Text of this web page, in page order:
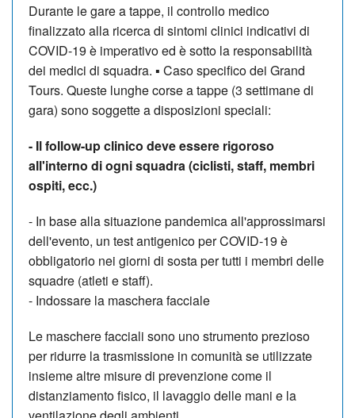
Durante le gare a tappe, il controllo medico
finalizzatoalla ricercadi sintomi clinici indicativi di
COVID-19 è imperativoed èsotto la responsabilità
dei medici di squadra. ▪ Caso specifico dei Grand
Tours. Queste lunghe corsea tappe (3 settimane di
gara) sono soggette adisposizioni speciali:
- Il follow-up clinico deve essere rigoroso
all'interno di ognisquadra (ciclisti,staff, membri
ospiti, ecc.)
- In baseallasituazionepandemicaall'approssimarsi
dell'evento, un testantigenicoperCOVID-19 è
obbligatorio nei giorni di sostaper tutti i membri delle
squadre (atleti estaff).
- Indossare la maschera facciale
Le mascherefacciali sono unostrumentoprezioso
per ridurre latrasmissione in comunità se utilizzate
insiemealtre misure di prevenzionecome il
distanziamentofisico, il lavaggio delle mani e la